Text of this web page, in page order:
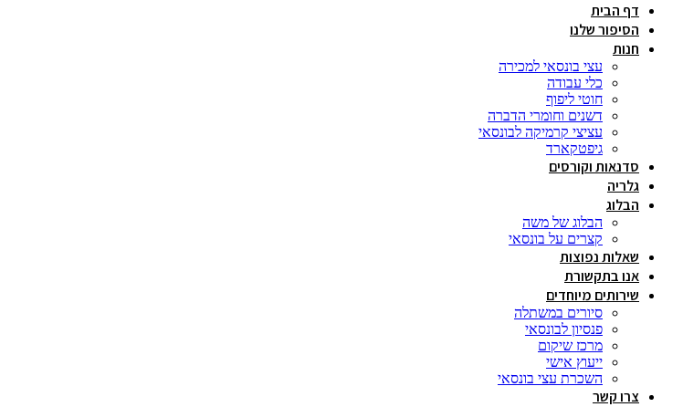
דף הבית
הסיפור שלנו
חנות
עצי בונסאי למכירה
כלי עבודה
חוטי ליפוף
דשנים וחומרי הדברה
עציצי קרמיקה לבונסאי
גיפטקארד
סדנאות וקורסים
גלריה
הבלוג
הבלוג של משה
קצרים על בונסאי
שאלות נפוצות
אנו בתקשורת
שירותים מיוחדים
סיורים במשתלה
פנסיון לבונסאי
מרכז שיקום
ייעוץ אישי
השכרת עצי בונסאי
צרו קשר